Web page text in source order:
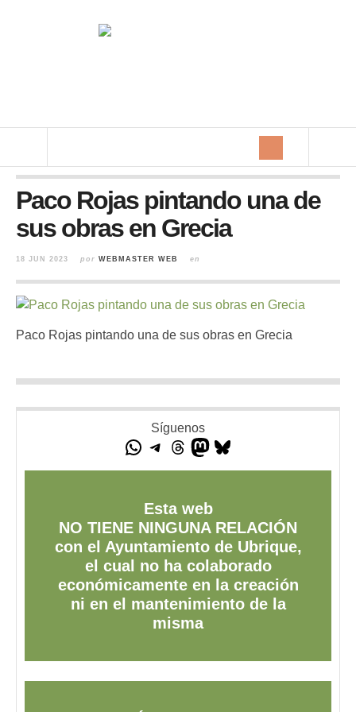
Paco Rojas pintando una de
sus obras en Grecia
18 JUN 2023 por WEBMASTER WEB en
Paco Rojas pintando una de sus obras en Grecia
Síguenos
Esta web
NO TIENE NINGUNA RELACIÓN
con el Ayuntamiento de Ubrique,
el cual no ha colaborado
económicamente en la creación
ni en el mantenimiento de la
misma